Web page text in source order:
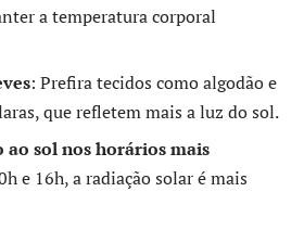
a temperatura corporal
: Prefira tecidos como algodão e
que refletem mais a luz do sol.
ao sol nos horários mais
e 16h, a radiação solar é mais